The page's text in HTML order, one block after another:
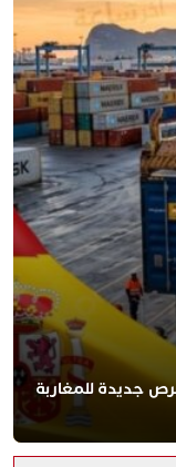
جديدة للمغاربة